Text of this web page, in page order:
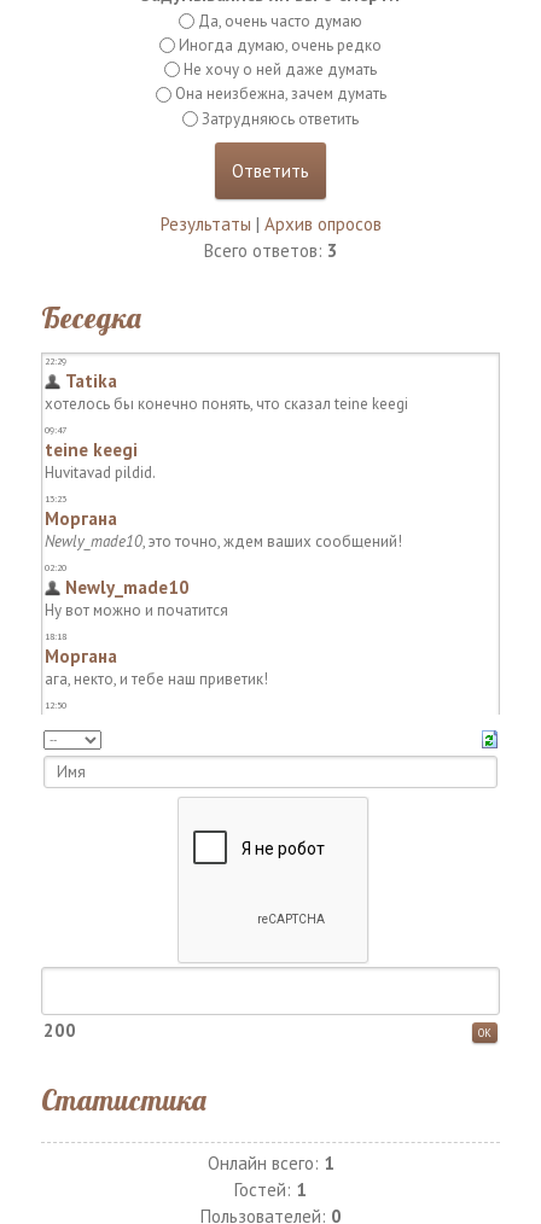
Да, очень часто думаю
Иногда думаю, очень редко
Не хочу о ней даже думать
Она неизбежна, зачем думать
Затрудняюсь ответить
Результаты | Архив опросов
Всего ответов: 3
Беседка
200
Статистика
Онлайн всего: 1
Гостей: 1
Пользователей: 0